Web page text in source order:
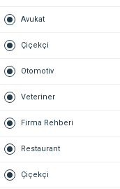
Avukat
Çiçekçi
Otomotiv
Veteriner
Firma Rehberi
Restaurant
Çiçekçi